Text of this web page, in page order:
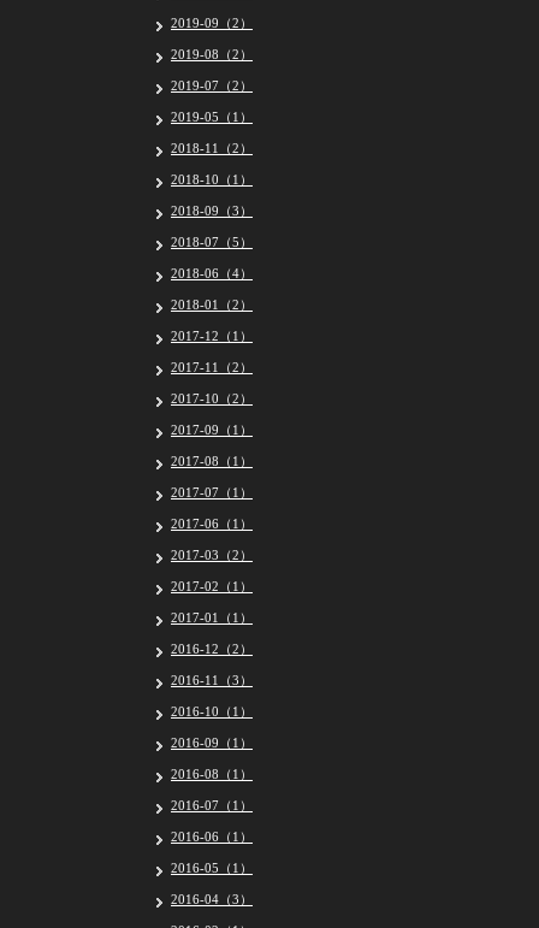
2019-09（2）
2019-08（2）
2019-07（2）
2019-05（1）
2018-11（2）
2018-10（1）
2018-09（3）
2018-07（5）
2018-06（4）
2018-01（2）
2017-12（1）
2017-11（2）
2017-10（2）
2017-09（1）
2017-08（1）
2017-07（1）
2017-06（1）
2017-03（2）
2017-02（1）
2017-01（1）
2016-12（2）
2016-11（3）
2016-10（1）
2016-09（1）
2016-08（1）
2016-07（1）
2016-06（1）
2016-05（1）
2016-04（3）